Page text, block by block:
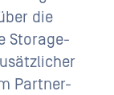
die
Storage-
Partner-